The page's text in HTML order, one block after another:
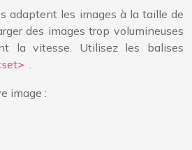
adaptent les images à la taille de
des images trop volumineuses
la vitesse. Utilisez les balises
.
image :